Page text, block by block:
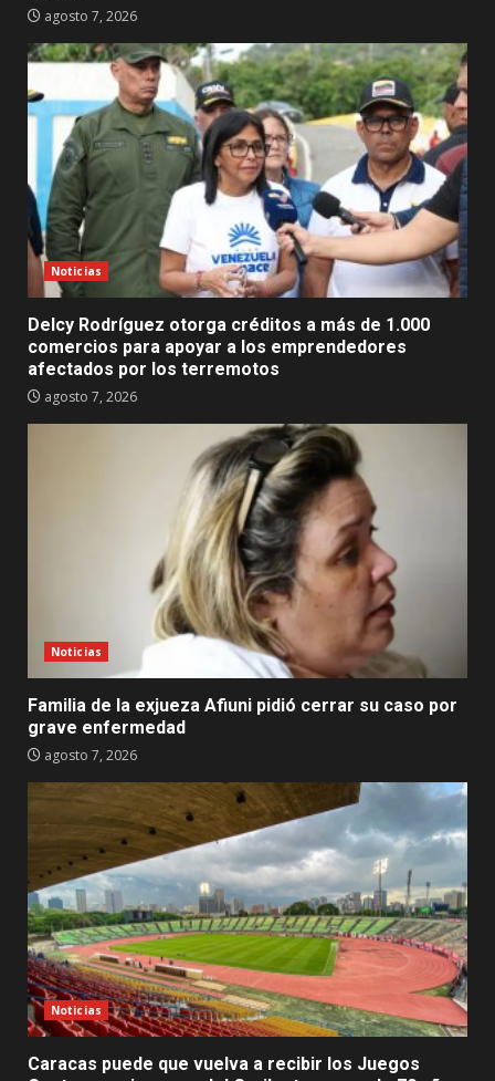
agosto 7, 2026
Noticias
Delcy Rodríguez otorga créditos a más de 1.000
comercios para apoyar a los emprendedores
afectados por los terremotos
agosto 7, 2026
Noticias
Familia de la exjueza Afiuni pidió cerrar su caso por
grave enfermedad
agosto 7, 2026
Noticias
Caracas puede que vuelva a recibir los Juegos